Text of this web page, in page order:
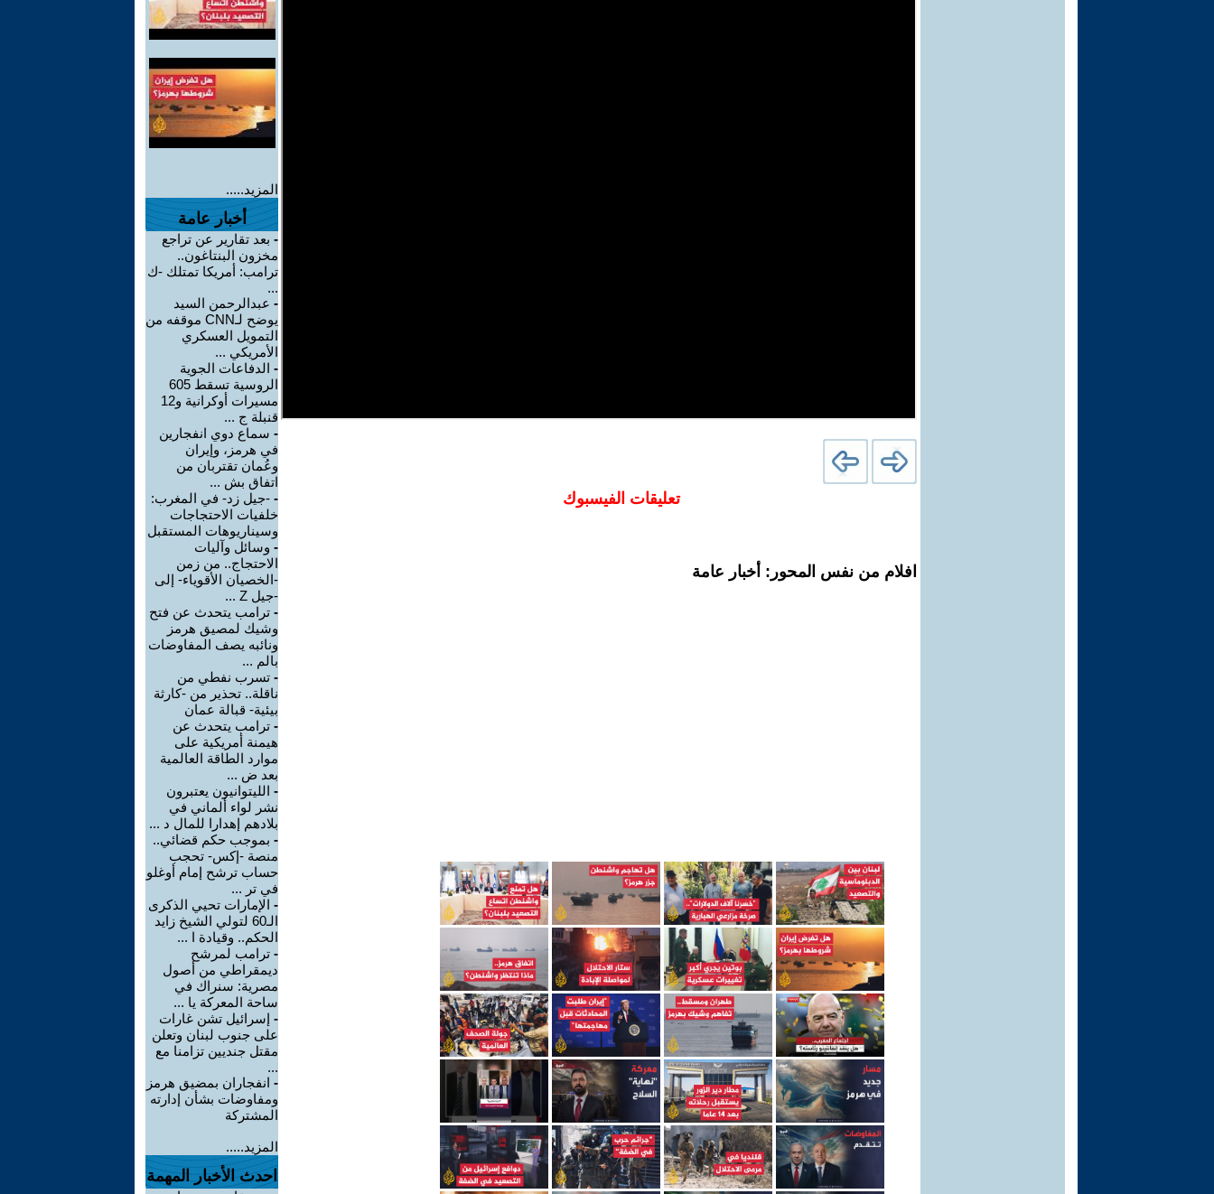
تعليقات الفيسبوك
افلام من نفس المحور: أخبار عامة
المزيد.....
أخبار عامة
- بعد تقارير عن تراجع
مخزون البنتاغون..
ترامب: أمريكا تمتلك -ك
...
- عبدالرحمن السيد
يوضح لـCNN موقفه من
التمويل العسكري
الأمريكي ...
- الدفاعات الجوية
الروسية تسقط 605
مسيرات أوكرانية و12
قنبلة ج ...
- سماع دوي انفجارين
في هرمز، وإيران
وعُمان تقتربان من
اتفاق بش ...
- -جيل زد- في المغرب:
خلفيات الاحتجاجات
وسيناريوهات المستقبل
- وسائل وآليات
الاحتجاج.. من زمن
-الخصيان الأقوياء- إلى
-جيل Z ...
- ترامب يتحدث عن فتح
وشيك لمصيق هرمز
ونائبه يصف المفاوضات
بالم ...
- تسرب نفطي من
ناقلة.. تحذير من -كارثة
بيئية- قبالة عمان
- ترامب يتحدث عن
هيمنة أمريكية على
موارد الطاقة العالمية
بعد ض ...
- الليتوانيون يعتبرون
نشر لواء ألماني في
بلادهم إهدارا للمال د ...
- بموجب حكم قضائي..
منصة -إكس- تحجب
حساب ترشح إمام أوغلو
في تر ...
- الإمارات تحيي الذكرى
الـ60 لتولي الشيخ زايد
الحكم.. وقيادة ا ...
- ترامب لمرشح
ديمقراطي من أصول
مصرية: سنراك في
ساحة المعركة يا ...
- إسرائيل تشن غارات
على جنوب لبنان وتعلن
مقتل جنديين تزامنا مع
...
- انفجاران بمضيق هرمز
ومفاوضات بشأن إدارته
المشتركة
المزيد.....
احدث الأخبار المهمة